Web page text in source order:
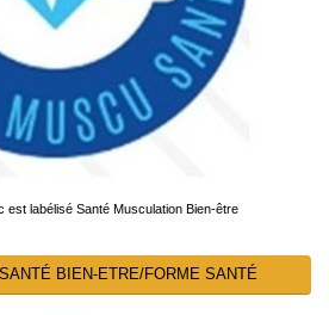
est labélisé Santé Musculation Bien-être
BIEN-ETRE/FORME SANTÉ